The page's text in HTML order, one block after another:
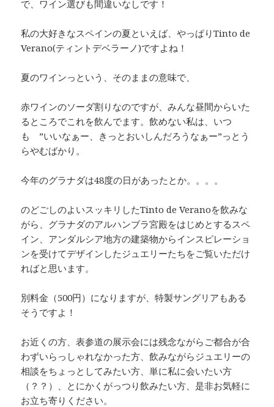
で、ワイン選びも間違いなしです！
私の大好きなスペインの夏といえば、やっぱりTinto de
Verano(ティントデベラーノ)ですよね！
夏のワインっという、そのままの意味で、
赤ワインのソーダ割りなのですが、みんな昼間からいた
るところでこれを飲んでます。飲めない私は、いつ
も ”いいなぁー、きっとおいしんだろうなぁー”っとう
らやむばかり。
今年のグラナダは48度の日があったとか。。。。
のどごしのよいスッキリしたTinto de Veranoを飲みな
がら、グラナダのアルハンブラ宮殿をはじめとするスペ
イン、アンダルシア地方の建築物からインスピレーショ
ンを受けてデザインしたジュエリーたちをご覧いただけ
ればと思います。
別料金（500円）になりますが、特製サングリアもある
そうですよ！
お近くの方、表参道の展示会には残念ながらご都合が合
わずいらっしゃれなかった方、飲みながらジュエリーの
相談をちょっとしてみたい方、単に私に会いたい方
（？？）、とにかくがっつり飲みたい方、是非お気軽に
お立ち寄りください。